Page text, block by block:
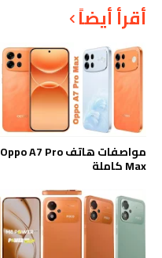
أقرأ أيضاً
مواصفات هاتف Oppo A7 Pro
Max كاملة